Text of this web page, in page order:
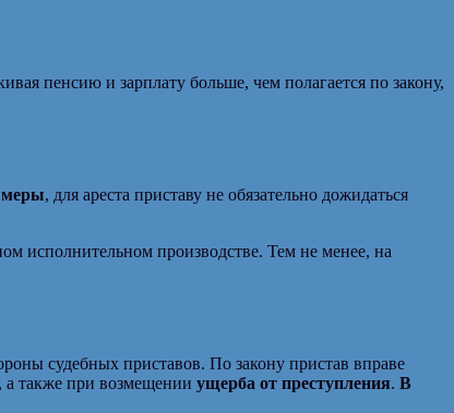
пенсию и зарплату больше, чем полагается по закону,
меры, для ареста приставу не обязательно дожидаться
исполнительном производстве. Тем не менее, на
судебных приставов. По закону пристав вправе
, а также при возмещении ущерба от преступления. В